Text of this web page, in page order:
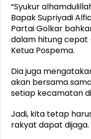
“Syukur
Bapak Supriyadi
Partai Golkar
dalam hitung cepat
Ketua Pospema.
Dia juga
akan bersama
setiap kecamatan
Jadi, kita tetap
rakyat dapat dijaga.